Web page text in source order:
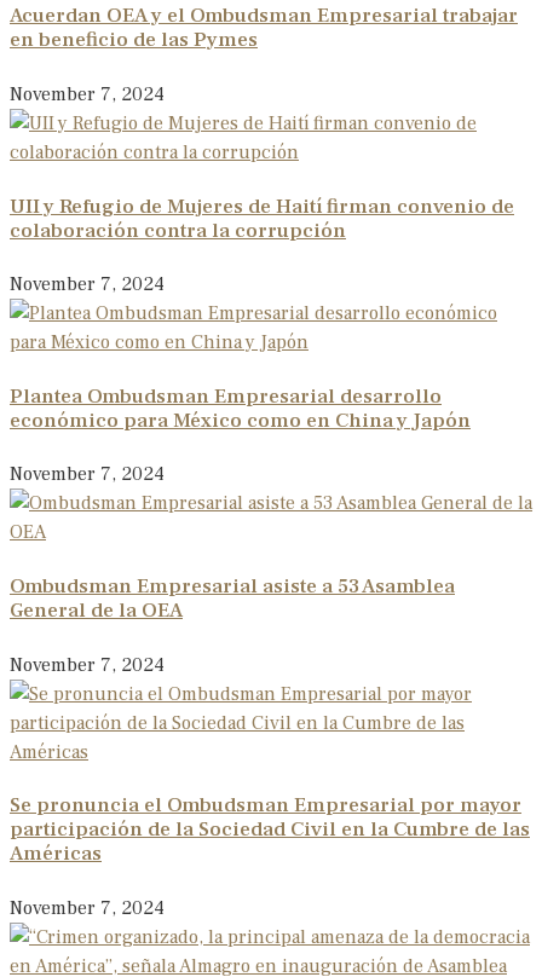
Acuerdan OEA y el Ombudsman Empresarial trabajar
en beneficio de las Pymes
November 7, 2024
UII y Refugio de Mujeres de Haití firman convenio de
colaboración contra la corrupción
November 7, 2024
Plantea Ombudsman Empresarial desarrollo
económico para México como en China y Japón
November 7, 2024
Ombudsman Empresarial asiste a 53 Asamblea
General de la OEA
November 7, 2024
Se pronuncia el Ombudsman Empresarial por mayor
participación de la Sociedad Civil en la Cumbre de las
Américas
November 7, 2024